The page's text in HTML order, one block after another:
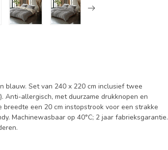
blauw. Set van 240 x 220 cm inclusief twee
Anti-allergisch, met duurzame drukknopen en
een 20 cm instopstrook voor een strakke
Machinewasbaar op 40°C; 2 jaar fabrieksgarantie.